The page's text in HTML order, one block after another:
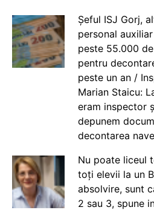
Șeful ISJ Gorj,
personal
peste 55.000
pentru
peste un an /
Marian Staicu:
eram inspector
depunem
decontarea
Nu poate liceul
toți elevii la un
absolvire, sunt
2 sau 3, spune